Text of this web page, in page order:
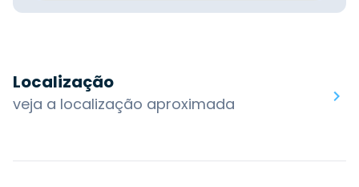
Localização
veja a localização aproximada